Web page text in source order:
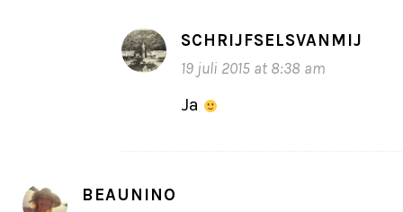
SCHRIJFSELSVANMIJ
19 juli 2015 at 8:38 am
Ja
BEAUNINO